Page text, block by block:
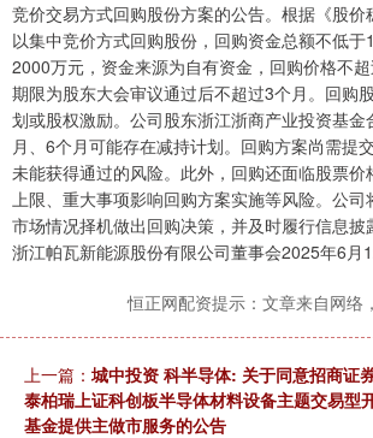
竞价交易方式回购股份方案的公告。根据《股
以集中竞价方式回购股份，回购资金总额不低
2000万元，资金来源为自有资金，回购价格不
期限为股东大会审议通过后不超过3个月。回购
划或股权激励。公司股东浙江浙商产业投资基金
月、6个月可能存在减持计划。回购方案尚需提
未能获得通过的风险。此外，回购还面临股票
上限、重大事项影响回购方案实施等风险。公
市场情况择机做出回购决策，并及时履行信息披
浙江帕瓦新能源股份有限公司董事会2025年6月
恒正网配资提示：文章来自网络
上一篇： 城中投资 科半导体: 关于同意招商证
泰柏瑞上证科创板半导体材料设备主题交易型
基金提供主做市服务的公告